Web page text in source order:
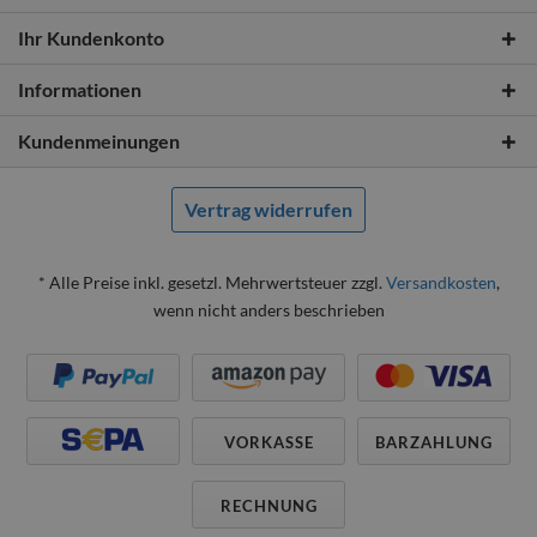
Ihr Kundenkonto
Informationen
Kundenmeinungen
Vertrag widerrufen
* Alle Preise inkl. gesetzl. Mehrwertsteuer zzgl. Versandkosten,
wenn nicht anders beschrieben
VORKASSE BARZAHLUNG
RECHNUNG